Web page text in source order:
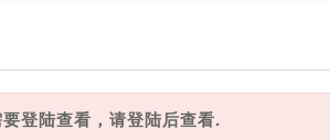
登陆查看，请登陆后查看.